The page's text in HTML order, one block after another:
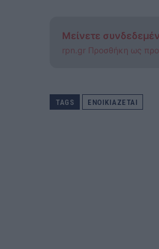
Μείνετε
rpn.gr Προσθήκη ως
TAGS ΕΝΟΙΚΙΑΖΕΤΑΙ